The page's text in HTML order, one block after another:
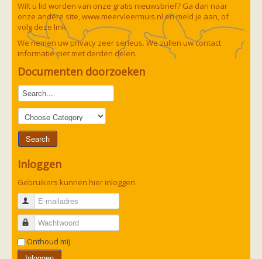
Wilt u lid worden van onze gratis nieuwsbrief? Ga dan naar
onze andere site,www.meervleermuis.nlen meld je aan, of
volg deze link
We nemen uw privacy zeer serieus. We zullen uw contact
informatie niet met derden delen.
Documenten doorzoeken
Inloggen
Gebruikers kunnen hier inloggen
E-mailadres
Wachtwoord
Onthoud mij